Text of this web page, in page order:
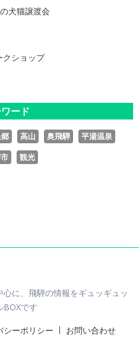
犬猫譲渡会
クショップ
ード
高山 奥飛騨
平湯温泉
観光
に、飛騨の情報をギュッギュッ
BOXです
シーポリシー お問い合わせ